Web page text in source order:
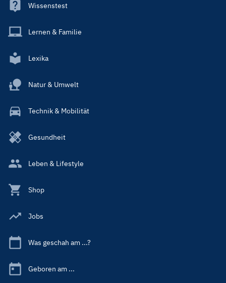
Wissenstest
Lernen & Familie
Lexika
Natur & Umwelt
Technik & Mobilität
Gesundheit
Leben & Lifestyle
Shop
Jobs
Was geschah am ...?
Geboren am ...